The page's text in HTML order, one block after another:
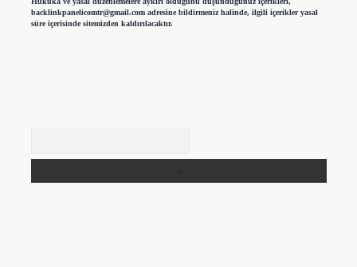
backlinkpanelicomtr@gmail.comadresine bildirmeniz halinde, ilgili içerikler yasal
süre içerisinde sitemizden kaldırılacaktır.